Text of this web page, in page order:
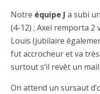
Notre équipe J a subi
(4-12) ; Axel remporta
Louis (jubilaire
fut accrocheur et va
surtout s’il revêt un
On attend un sursaut